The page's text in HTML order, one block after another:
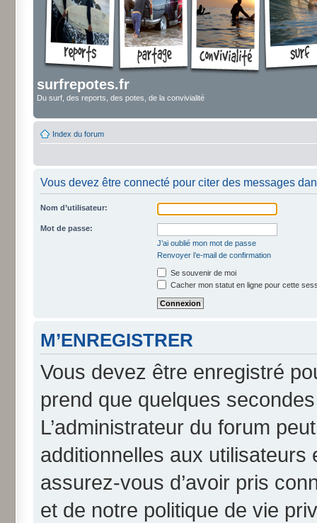
surfrepotes.fr
Du surf, des reports, des potes, de la convivialité
Index du forum
Vous devez être connecté pour citer des messages
Nom d’utilisateur:
Mot de passe:
J’ai oublié mon mot de passe
Renvoyer l’e-mail de confirmation
Se souvenir de moi
Cacher mon statut en ligne pour cette
M’ENREGISTRER
Vous devez être enregistré
prend que quelques
L’administrateur du forum
additionnelles aux
assurez-vous d’avoir pris
et de notre politique de vie